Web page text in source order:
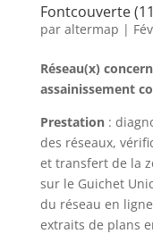
Fontcouverte
par altermap |
Réseau(x)
assainissement
Prestation:
des réseaux,
et transfert de la
sur le Guichet
du réseau en
extraits de plans